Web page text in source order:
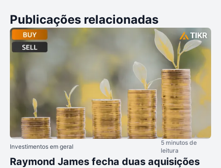
Publicações relacionadas
Investimentos em geral
5 minutos de
leitura
Raymond James fecha duas aquisições